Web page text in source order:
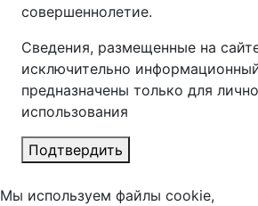
совершеннолетие.
Сведения, размещенные на
исключительно
предназначены только для
использования
Подтвердить
Мы используем файлы cookie,